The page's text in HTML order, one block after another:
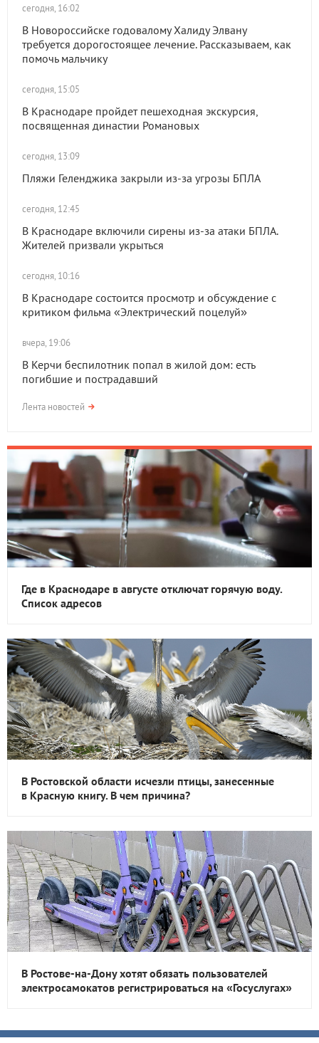
сегодня, 16:02
В Новороссийске годовалому Халиду Элвану
требуется дорогостоящее лечение. Рассказываем, как
помочь мальчику
сегодня, 15:05
В Краснодаре пройдет пешеходная экскурсия,
посвященная династии Романовых
сегодня, 13:09
Пляжи Геленджика закрыли из-за угрозы БПЛА
сегодня, 12:45
В Краснодаре включили сирены из-за атаки БПЛА.
Жителей призвали укрыться
сегодня, 10:16
В Краснодаре состоится просмотр и обсуждение с
критиком фильма «Электрический поцелуй»
вчера, 19:06
В Керчи беспилотник попал в жилой дом: есть
погибшие и пострадавший
Лента новостей
Где в Краснодаре в августе отключат горячую воду.
Список адресов
В Ростовской области исчезли птицы, занесенные
в Красную книгу. В чем причина?
В Ростове-на-Дону хотят обязать пользователей
электросамокатов регистрироваться на «Госуслугах»